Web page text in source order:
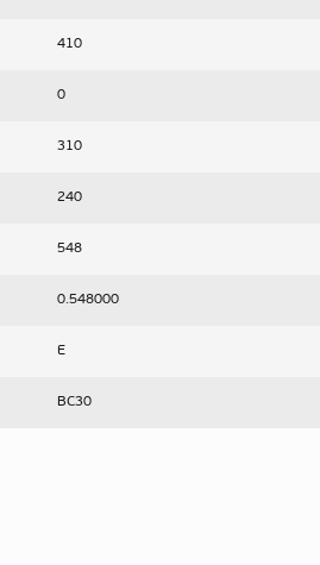
410
0
310
240
548
0.548000
E
BC30